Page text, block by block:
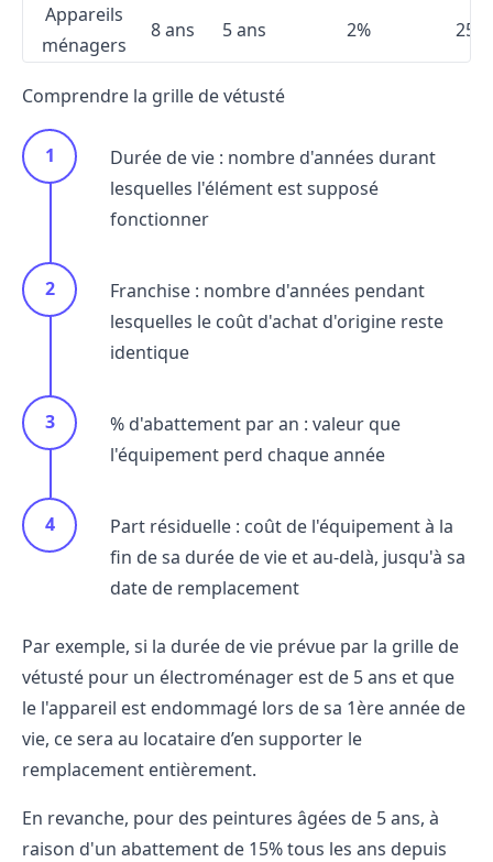
Appareils
ménagers
8 ans 5 ans 2% 25%
Comprendre la grille de vétusté
Durée de vie : nombre d'années durant
lesquelles l'élément est supposé
fonctionner
Franchise : nombre d'années pendant
lesquelles le coût d'achat d'origine reste
identique
% d'abattement par an : valeur que
l'équipement perd chaque année
Part résiduelle : coût de l'équipement à la
fin de sa durée de vie et au-delà, jusqu'à sa
date de remplacement
Par exemple, si la durée de vie prévue par la grille de
vétusté pour un électroménager est de 5 ans et que
le l'appareil est endommagé lors de sa 1ère année de
vie, ce sera au locataire d’en supporter le
remplacement entièrement.
En revanche, pour des peintures âgées de 5 ans, à
raison d'un abattement de 15% tous les ans depuis